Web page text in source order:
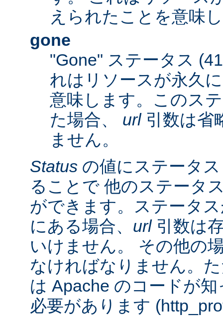
えられたことを意味
gone
"Gone" ステータス
れはリソースが永久
意味します。このス
た場合、 url引数は省
ません。
Status の値にステータ
ることで 他のステータ
ができます。ステータ
にある場合、 url引数は
いけません。 その他の
なければなりません。
は Apache のコードが
必要があります